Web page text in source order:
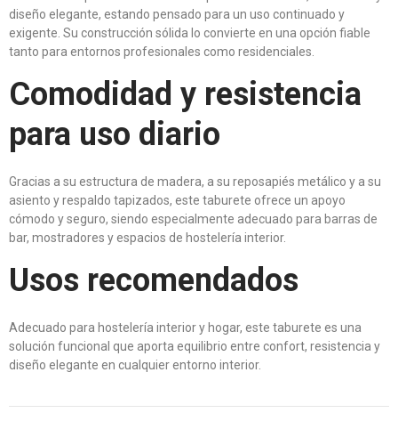
diseño elegante, estando pensado para un uso continuado y
exigente. Su construcción sólida lo convierte en una opción fiable
tanto para entornos profesionales como residenciales.
Comodidad y resistencia
para uso diario
Gracias a su estructura de madera, a su reposapiés metálico y a su
asiento y respaldo tapizados, este taburete ofrece un apoyo
cómodo y seguro, siendo especialmente adecuado para barras de
bar, mostradores y espacios de hostelería interior.
Usos recomendados
Adecuado para hostelería interior y hogar, este taburete es una
solución funcional que aporta equilibrio entre confort, resistencia y
diseño elegante en cualquier entorno interior.